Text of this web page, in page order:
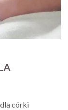
córki